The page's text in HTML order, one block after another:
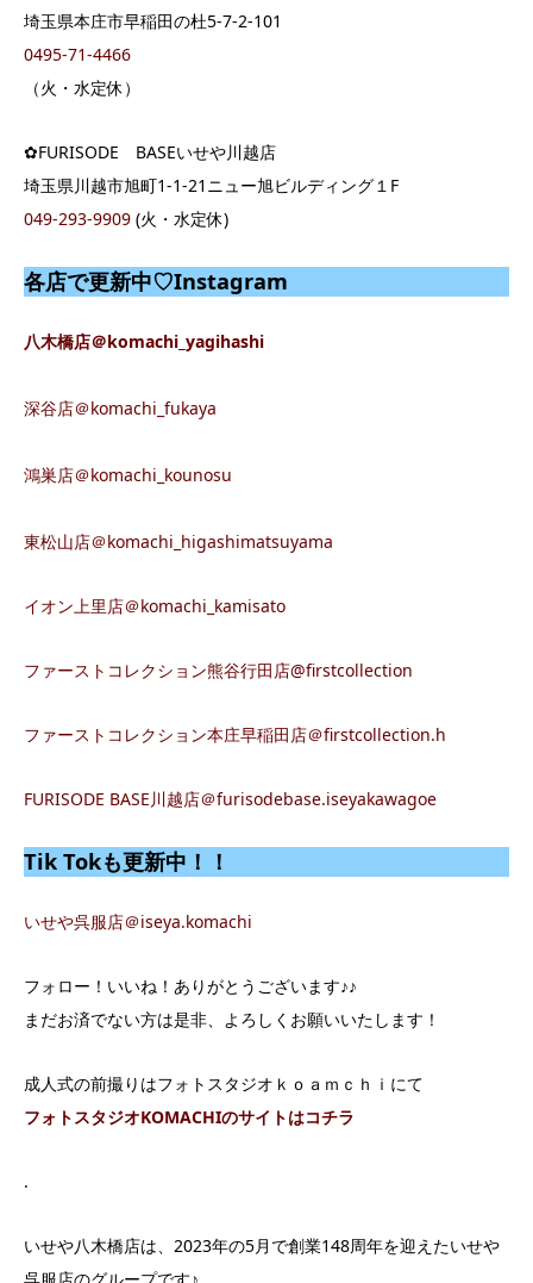
埼玉県本庄市早稲田の杜5-7-2-101
0495-71-4466
（火・水定休）
✿FURISODE BASEいせや川越店
埼玉県川越市旭町1-1-21ニュー旭ビルディング１F
049-293-9909 (火・水定休)
各店で更新中♡Instagram
八木橋店＠komachi_yagihashi
深谷店＠komachi_fukaya
鴻巣店＠komachi_kounosu
東松山店＠komachi_higashimatsuyama
イオン上里店＠komachi_kamisato
ファーストコレクション熊谷行田店@firstcollection
ファーストコレクション本庄早稲田店＠firstcollection.h
FURISODE BASE川越店＠furisodebase.iseyakawagoe
Tik Tokも更新中！！
いせや呉服店＠iseya.komachi
フォロー！いいね！ありがとうございます♪♪
まだお済でない方は是非、よろしくお願いいたします！
成人式の前撮りはフォトスタジオｋｏａｍｃｈｉにて
フォトスタジオKOMACHIのサイトはコチラ
.
いせや八木橋店は、2023年の5月で創業148周年を迎えたいせや